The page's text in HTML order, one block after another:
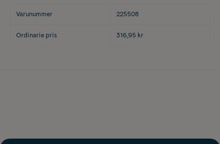
Varunummer 225508
Ordinarie pris 316,95 kr